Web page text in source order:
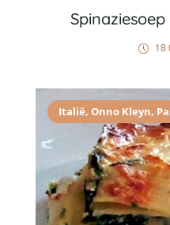
18
Italië, Onno Kleyn,